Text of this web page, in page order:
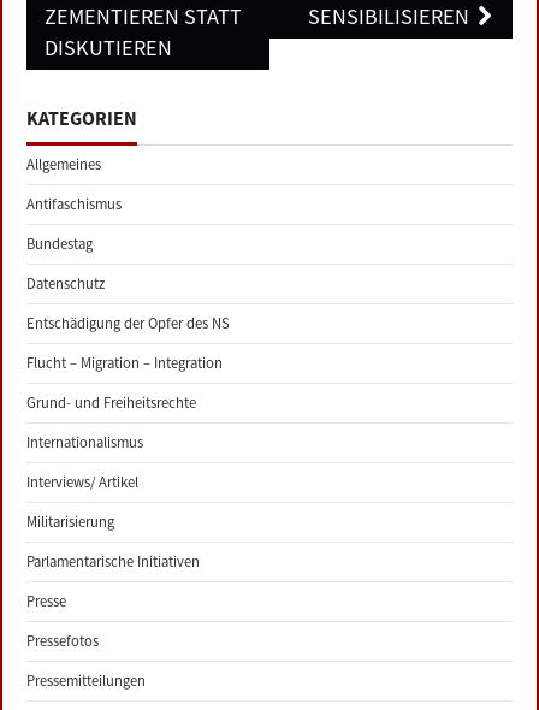
ZEMENTIEREN STATT
DISKUTIEREN
SENSIBILISIEREN
KATEGORIEN
Allgemeines
Antifaschismus
Bundestag
Datenschutz
Entschädigung der Opfer des NS
Flucht – Migration – Integration
Grund- und Freiheitsrechte
Internationalismus
Interviews/ Artikel
Militarisierung
Parlamentarische Initiativen
Presse
Pressefotos
Pressemitteilungen